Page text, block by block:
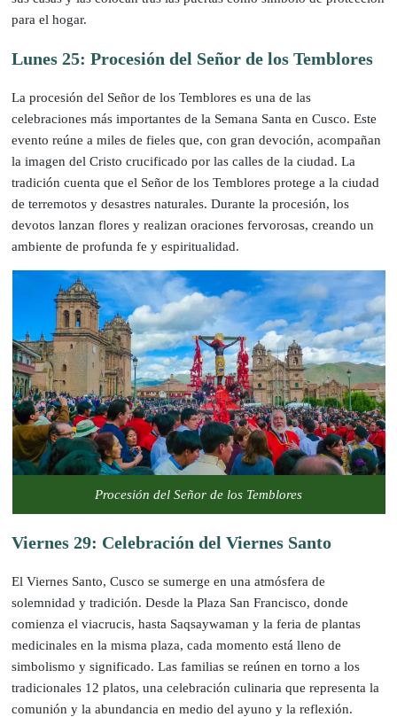
para el hogar.
Lunes 25: Procesión del Señor de los Temblores
La procesión del Señor de los Temblores es una de las
celebraciones más importantes de la Semana Santa en Cusco. Este
evento reúne a miles de fieles que, con gran devoción, acompañan
la imagen del Cristo crucificado por las calles de la ciudad. La
tradición cuenta que el Señor de los Temblores protege a la ciudad
de terremotos y desastres naturales. Durante la procesión, los
devotos lanzan flores y realizan oraciones fervorosas, creando un
ambiente de profunda fe y espiritualidad.
Procesión del Señor de los Temblores
Viernes 29: Celebración del Viernes Santo
El Viernes Santo, Cusco se sumerge en una atmósfera de
solemnidad y tradición. Desde la Plaza San Francisco, donde
comienza el viacrucis, hasta Saqsaywaman y la feria de plantas
medicinales en la misma plaza, cada momento está lleno de
simbolismo y significado. Las familias se reúnen en torno a los
tradicionales 12 platos, una celebración culinaria que representa la
comunión y la abundancia en medio del ayuno y la reflexión.